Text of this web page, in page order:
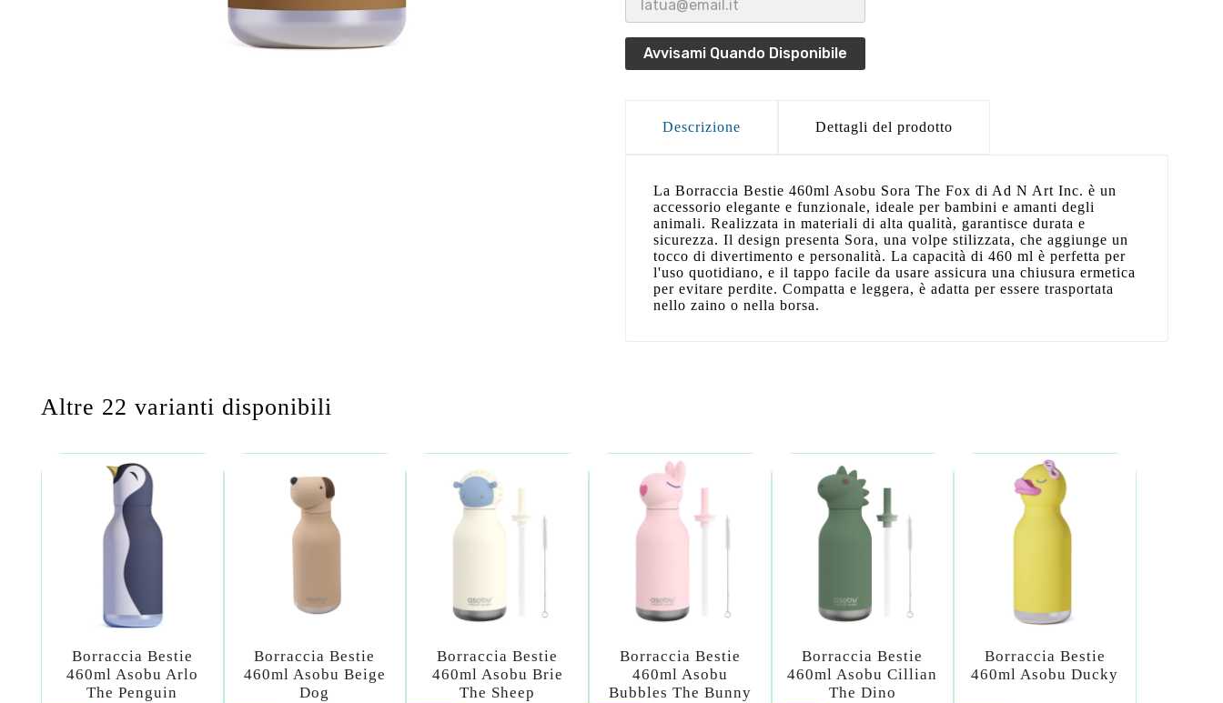
Avvisami Quando Disponibile
Descrizione Dettagli del prodotto
La Borraccia Bestie 460ml Asobu Sora The Fox di Ad N Art Inc. è un
accessorio elegante e funzionale, ideale per bambini e amanti degli
animali. Realizzata in materiali di alta qualità, garantisce durata e
sicurezza. Il design presenta Sora, una volpe stilizzata, che aggiunge un
tocco di divertimento e personalità. La capacità di 460 ml è perfetta per
l'uso quotidiano, e il tappo facile da usare assicura una chiusura ermetica
per evitare perdite. Compatta e leggera, è adatta per essere trasportata
nello zaino o nella borsa.
Altre 22 varianti disponibili
Borraccia Bestie
460ml Asobu Arlo
The Penguin
Borraccia Bestie
460ml Asobu Beige
Dog
Borraccia Bestie
460ml Asobu Brie
The Sheep
Borraccia Bestie
460ml Asobu
Bubbles The Bunny
Borraccia Bestie
460ml Asobu Cillian
The Dino
Borraccia Bestie
460ml Asobu Ducky